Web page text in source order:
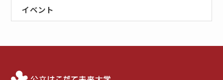
イベント